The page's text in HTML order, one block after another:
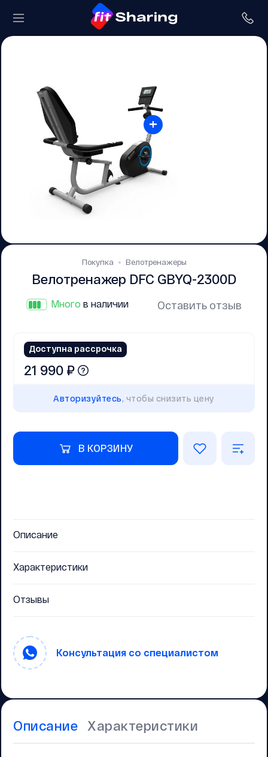
+
Описание Характеристики
Покупка Велотренажеры
Велотренажер DFC GBYQ-2300D
Много в наличии Оставить отзыв
Доступна рассрочка
21 990 ₽
Авторизуйтесь, чтобы снизить цену
В КОРЗИНУ
Описание
Характеристики
Отзывы
Консультация со специалистом